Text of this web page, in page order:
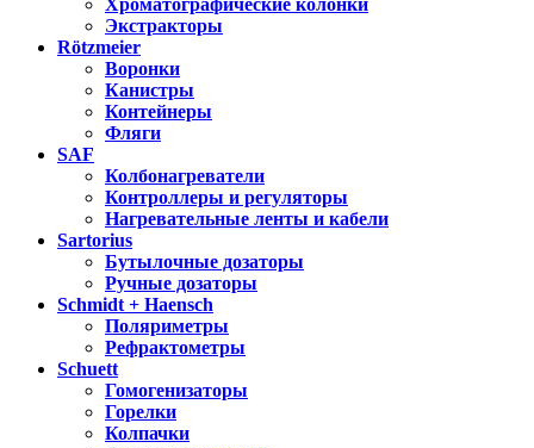
Хроматографические колонки
Экстракторы
Rötzmeier
Воронки
Канистры
Контейнеры
Фляги
SAF
Колбонагреватели
Контроллеры и регуляторы
Нагревательные ленты и кабели
Sartorius
Бутылочные дозаторы
Ручные дозаторы
Schmidt + Haensch
Поляриметры
Рефрактометры
Schuett
Гомогенизаторы
Горелки
Колпачки